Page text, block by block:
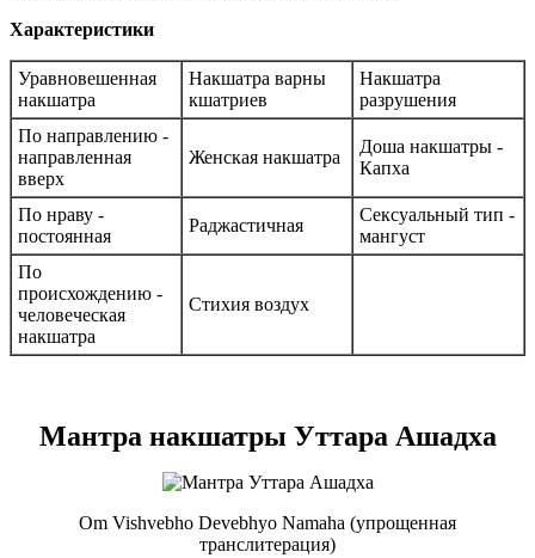
Характеристики
Уравновешенная
накшатра
Накшатра варны
кшатриев
Накшатра
разрушения
По направлению -
направленная
вверх
Женская накшатра
Доша накшатры -
Капха
По нраву -
постоянная
Раджастичная
Сексуальный тип -
мангуст
По
происхождению -
человеческая
накшатра
Стихия воздух
Мантра накшатры Уттара Ашадха
Om Vishvebho Devebhyo Namaha (упрощенная
транслитерация)